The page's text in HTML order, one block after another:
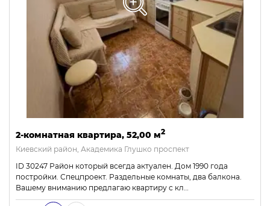
2-комнатная квартира, 52,00 м2
Киевский район, Академика Глушко проспект
ID 30247 Район который всегда актуален. Дом 1990 года
постройки. Спецпроект. Раздельные комнаты, два балкона.
Вашему вниманию предлагаю квартиру с кл…